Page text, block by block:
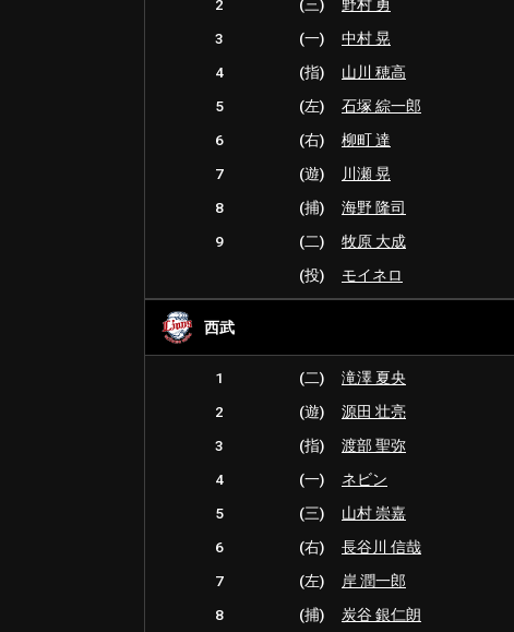
2 (三) 野村 勇
3
(一) 中村 晃
4
(指) 山川 穂高
5
(左) 石塚 綜一郎
6
(右) 柳町 達
7
(遊) 川瀬 晃
8
(捕) 海野 隆司
9
(二) 牧原 大成
(投)
モイネロ
西武
1 (二) 滝澤 夏央
2
(遊) 源田 壮亮
3
(指) 渡部 聖弥
4
(一) ネビン
5
(三) 山村 崇嘉
6
(右) 長谷川 信哉
7
(左) 岸 潤一郎
8
(捕) 炭谷 銀仁朗